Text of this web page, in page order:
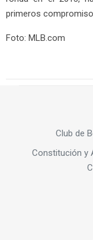
primeros
Foto: MLB.com
Club de
Constitución y